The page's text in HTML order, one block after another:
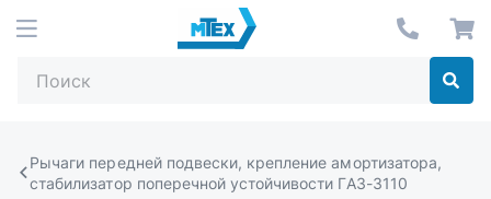
Рычаги передней подвески, крепление амортизатора,
стабилизатор поперечной устойчивости ГАЗ-3110